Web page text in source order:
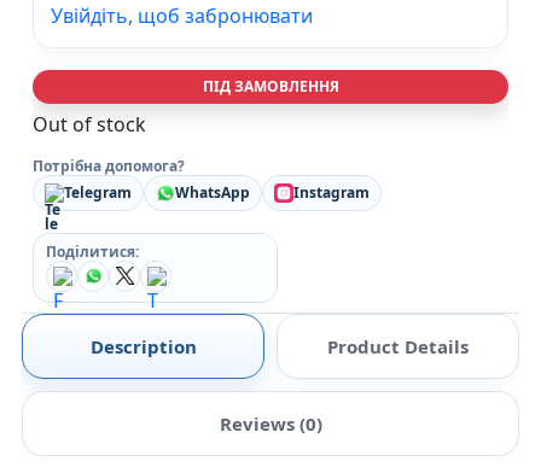
Увійдіть, щоб забронювати
ПІД ЗАМОВЛЕННЯ
Out of stock
Потрібна допомога?
Telegram
WhatsApp Instagram
Поділитися:
Description Product Details
Reviews (0)